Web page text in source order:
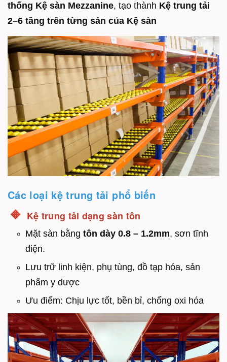
thống Kệ sàn Mezzanine, tạo thành Kệ trung tải
2–6 tầng trên từng sán của Kệ sàn
Các loại kệ trung tải phổ biến
🔸 Kệ trung tải dạngsàn tôn
Mặt sàn bằng tôn dày 0.8 – 1.2mm, sơn tĩnh
điện.
Lưu trữ linh kiện, phụ tùng, đồ tạp hóa, sản
phẩm y dược
Ưu điểm: Chịu lực tốt, bền bỉ, chống oxi hóa